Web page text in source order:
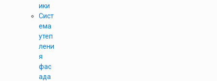
ики
Сист
ема
утеп
лени
я
фас
ада